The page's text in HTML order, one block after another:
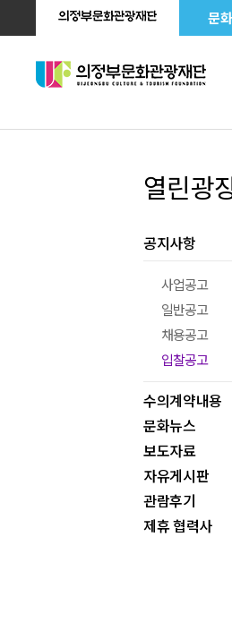
문
열린광
공지사항
사업공고
일반공고
채용공고
입찰공고
수의계약내용
문화뉴스
보도자료
자유게시판
관람후기
제휴 협력사